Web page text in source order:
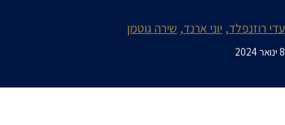
עדי רוזנפלד יוני ארנד שירה גוטמן
8 ינואר 2024